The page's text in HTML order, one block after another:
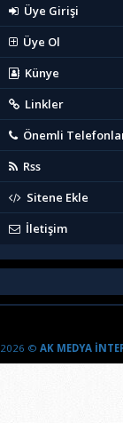
Üye Girişi
Üye Ol
Künye
Linkler
Önemli
Rss
Sitene Ekle
İletişim
2026 © AK MEDYA